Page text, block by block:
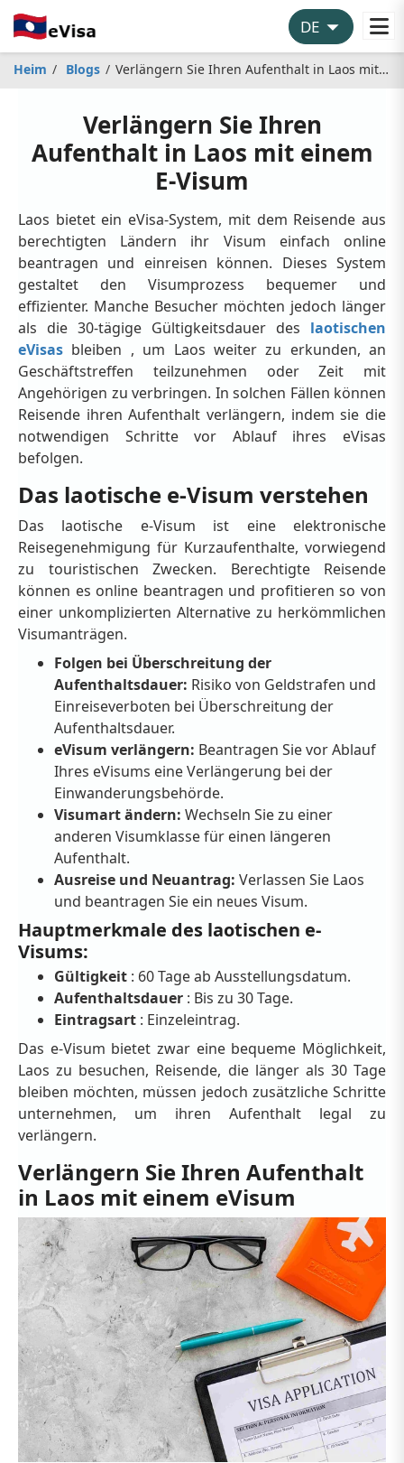
Heim Blogs Verlängern Sie Ihren Aufenthalt in Laos mit einem E-Visum
Verlängern Sie Ihren
Aufenthalt in Laos mit einem
E-Visum
Laos bietet ein eVisa-System, mit dem Reisende aus
berechtigten Ländern ihr Visum einfach online
beantragen und einreisen können. Dieses System
gestaltet den Visumprozess bequemer und
effizienter. Manche Besucher möchten jedoch länger
als die 30-tägige Gültigkeitsdauer des laotischen
eVisas bleiben , um Laos weiter zu erkunden, an
Geschäftstreffen teilzunehmen oder Zeit mit
Angehörigen zu verbringen. In solchen Fällen können
Reisende ihren Aufenthalt verlängern, indem sie die
notwendigen Schritte vor Ablauf ihres eVisas
befolgen.
Das laotische e-Visum verstehen
Das laotische e-Visum ist eine elektronische
Reisegenehmigung für Kurzaufenthalte, vorwiegend
zu touristischen Zwecken. Berechtigte Reisende
können es online beantragen und profitieren so von
einer unkomplizierten Alternative zu herkömmlichen
Visumanträgen.
Folgen bei Überschreitung der
Aufenthaltsdauer: Risiko von Geldstrafen und
Einreiseverboten bei Überschreitung der
Aufenthaltsdauer.
eVisum verlängern: Beantragen Sie vor Ablauf
Ihres eVisums eine Verlängerung bei der
Einwanderungsbehörde.
Visumart ändern: Wechseln Sie zu einer
anderen Visumklasse für einen längeren
Aufenthalt.
Ausreise und Neuantrag: Verlassen Sie Laos
und beantragen Sie ein neues Visum.
Hauptmerkmale des laotischen e-
Visums:
Gültigkeit : 60 Tage ab Ausstellungsdatum.
Aufenthaltsdauer : Bis zu 30 Tage.
Eintragsart : Einzeleintrag.
Das e-Visum bietet zwar eine bequeme Möglichkeit,
Laos zu besuchen, Reisende, die länger als 30 Tage
bleiben möchten, müssen jedoch zusätzliche Schritte
unternehmen, um ihren Aufenthalt legal zu
verlängern.
Verlängern Sie Ihren Aufenthalt
in Laos mit einem eVisum